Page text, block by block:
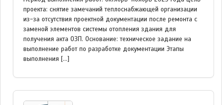
проекта: снятие замечаний теплоснабжающей организации
из-за отсутствия проектной документации после ремонта с
заменой элементов системы отопления здания для
получения акта ОЗП. Основание: техническое задание на
выполнение работ по разработке документации Этапы
выполнения […]